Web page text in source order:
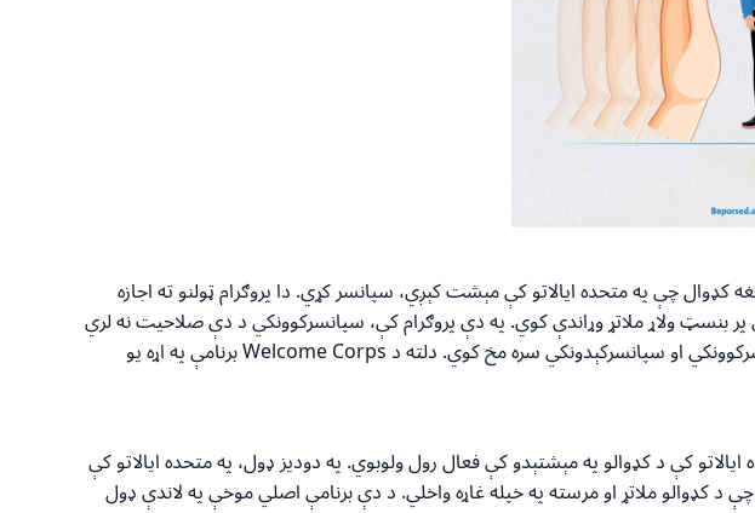
چې په متحده ایالاتو کې مېشت کېږي، سپانسر کړي. دا پروګرام ټولنو ته اجازه
پر بنسټ ولاړ ملاتړ وړاندې کوي. په دې پروګرام کې، سپانسرکوونکي د دې صلاحیت نه لري
او سپانسرکېدونکي سره مخ کوي. دلته دWelcome Corpsبرنامې په اړه یو
کې د کډوالو په مېشتېدو کې فعال رول ولوبوي. په دودیز ډول، په متحده ایالاتو کې
د کډوالو ملاتړ او مرسته په خپله غاړه واخلي. د دې برنامې اصلي موخې په لاندې ډول